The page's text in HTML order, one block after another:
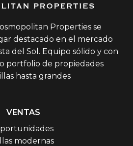
Properties se
destacado en el mercado
del Sol. Equipo sólido y con
portfolio de propiedades
hasta grandes
VENTAS
modernas